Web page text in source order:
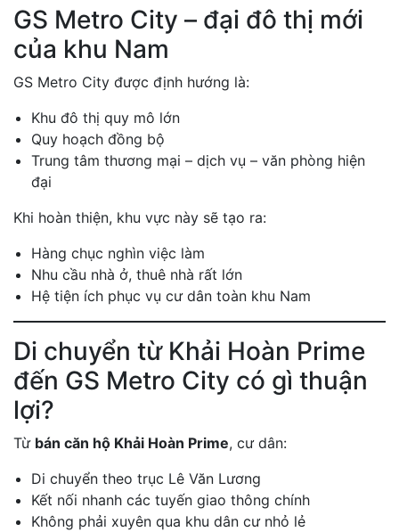
GS Metro City – đại đô thị mới
của khu Nam
GS Metro City được định hướng là:
Khu đô thị quy mô lớn
Quy hoạch đồng bộ
Trung tâm thương mại – dịch vụ – văn phòng hiện
đại
Khi hoàn thiện, khu vực này sẽ tạo ra:
Hàng chục nghìn việc làm
Nhu cầu nhà ở, thuê nhà rất lớn
Hệ tiện ích phục vụ cư dân toàn khu Nam
Di chuyển từ Khải Hoàn Prime
đến GS Metro City có gì thuận
lợi?
Từ bán căn hộ Khải Hoàn Prime, cư dân:
Di chuyển theo trục Lê Văn Lương
Kết nối nhanh các tuyến giao thông chính
Không phải xuyên qua khu dân cư nhỏ lẻ